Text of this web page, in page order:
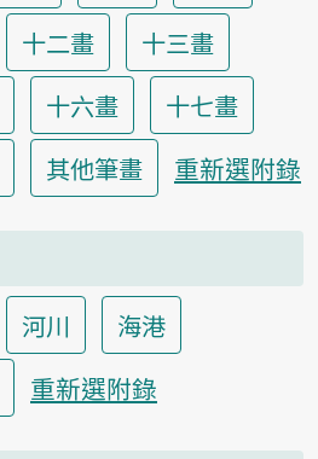
十二畫
十三畫
十六畫
十七畫
其他筆畫 重新選附錄
河川
海港
重新選附錄